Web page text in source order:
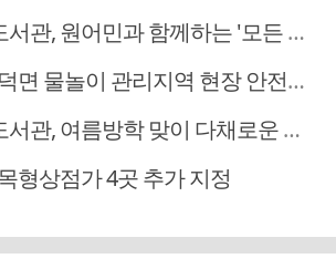
원어민과 함께하는 '모든 영어 모든 독서' 운영
물놀이 관리지역 현장 안전점검 실시
름방학 맞이 다채로운 독서문화 프로그램 운영
형상점가 4곳 추가 지정